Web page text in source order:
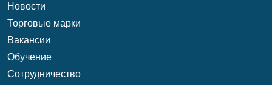
Новости
Торговые марки
Вакансии
Обучение
Сотрудничество